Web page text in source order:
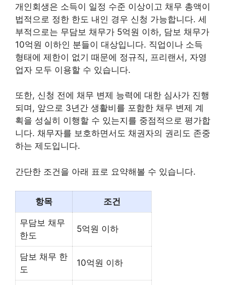
개인회생은 소득이 일정 수준 이상이고 채무 총액이
법적으로 정한 한도 내인 경우 신청 가능합니다. 세
부적으로는 무담보 채무가 5억원 이하, 담보 채무가
10억원 이하인 분들이 대상입니다. 직업이나 소득
형태에 제한이 없기 때문에 정규직, 프리랜서, 자영
업자 모두 이용할 수 있습니다.
또한, 신청 전에 채무 변제 능력에 대한 심사가 진행
되며, 앞으로 3년간 생활비를 포함한 채무 변제 계
획을 성실히 이행할 수 있는지를 중점적으로 평가합
니다. 채무자를 보호하면서도 채권자의 권리도 존중
하는 제도입니다.
간단한 조건을 아래 표로 요약해볼 수 있습니다.
항목 조건
무담보 채무
한도
5억원 이하
담보 채무 한
도
10억원 이하